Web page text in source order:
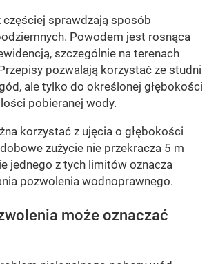
sprawdzają sposób
Powodem jest rosnąca
szczególnie na terenach
pozwalają korzystać ze studni
ale tylko do określonej głębokości
pobieranej wody.
korzystać z ujęcia o głębokości
zużycie nie przekracza 5 m
jednego z tych limitów oznacza
pozwolenia wodnoprawnego.
może oznaczać